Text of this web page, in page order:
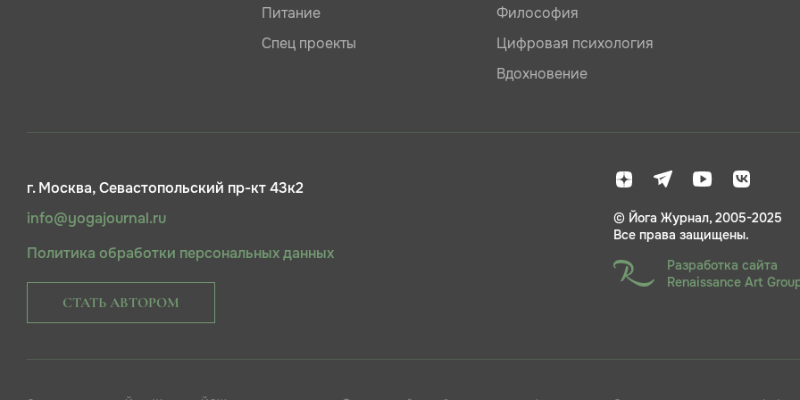
Питание
Спец проекты
Философия
Цифровая психология
Вдохновение
г. Москва, Севастопольский пр-кт 43к2
info@yogajournal.ru
Политика обработки персональных данных
СТАТЬ АВТОРОМ
© Йога Журнал, 2005-2025
Все права защищены.
Разработка сайта
Renaissance Art